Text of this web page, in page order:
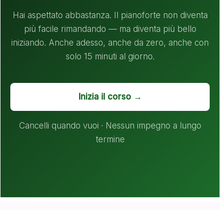
Hai aspettato abbastanza. Il pianoforte non diventa
più facile rimandando — ma diventa più bello
iniziando. Anche adesso, anche da zero, anche con
solo 15 minuti al giorno.
Inizia il corso →
Cancelli quando vuoi · Nessun impegno a lungo
termine